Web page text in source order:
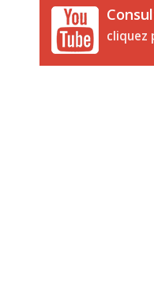
cliquez